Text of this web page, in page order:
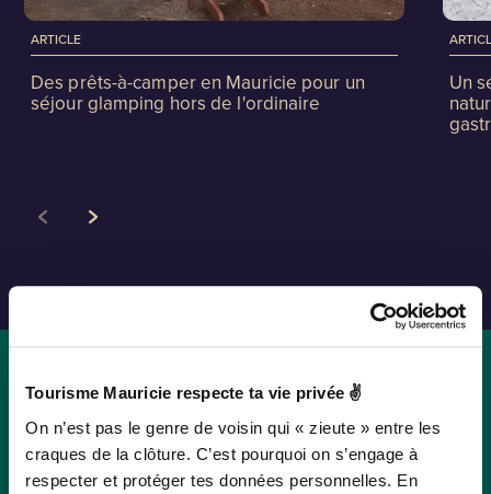
Tourisme Mauricie respecte ta vie privée ✌
On n’est pas le genre de voisin qui « zieute » entre les
craques de la clôture. C’est pourquoi on s’engage à
respecter et protéger tes données personnelles. En
ARTICLE
Des prêts-à-camper en Mauricie pour un
séjour glamping hors de l'ordinaire
Un
Trouver un centre de